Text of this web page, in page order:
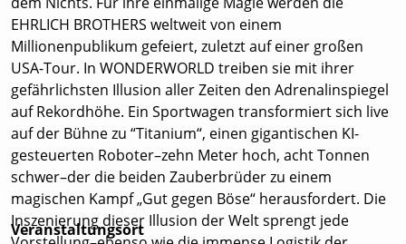
EHRLICH BROTHERS weltweit von einem
Millionenpublikum gefeiert, zuletzt auf einer großen
USA-Tour. In WONDERWORLD treiben sie mit ihrer
gefährlichsten Illusion aller Zeiten den Adrenalinspiegel
auf Rekordhöhe. Ein Sportwagen transformiert sich live
auf der Bühne zu “Titanium“, einen gigantischen KI-
gesteuerten Roboter–zehn Meter hoch, acht Tonnen
schwer–der die beiden Zauberbrüder zu einem
magischen Kampf „Gut gegen Böse“ herausfordert. Die
Inszenierung dieser Illusion der Welt sprengt jede
Veranstaltungsort